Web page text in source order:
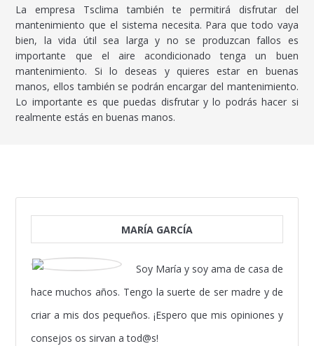
La empresa Tsclima también te permitirá disfrutar del
mantenimiento que el sistema necesita. Para que todo vaya
bien, la vida útil sea larga y no se produzcan fallos es
importante que el aire acondicionado tenga un buen
mantenimiento. Si lo deseas y quieres estar en buenas
manos, ellos también se podrán encargar del mantenimiento.
Lo importante es que puedas disfrutar y lo podrás hacer si
realmente estás en buenas manos.
MARÍA GARCÍA
Soy María y soy ama de casa de
hace muchos años. Tengo la suerte de ser madre y de
criar a mis dos pequeños. ¡Espero que mis opiniones y
consejos os sirvan a tod@s!